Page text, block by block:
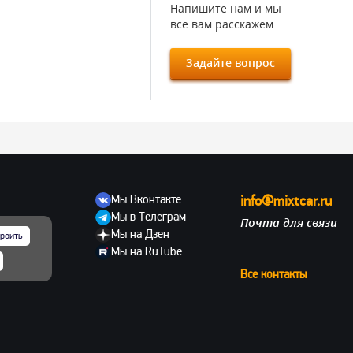
Напишите нам и мы
все вам расскажем
Задайте вопрос
Мы Вконтакте
Мы в Телеграм
Мы на Дзен
Мы на RuTube
info@mixtcar.ru
Почта для связи
Все контакты